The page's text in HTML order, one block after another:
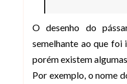
O desenho do
semelhante ao que foi
porém existem
Por exemplo, o nome